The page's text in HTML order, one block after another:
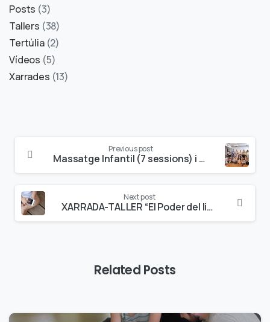
Posts (3)
Tallers (38)
Tertúlia(2)
Vídeos (5)
Xarrades (13)
Previous post
Massatge Infantil (7 sessions) i taller de bebeteca (1 sessió)
Next post
XARRADA-TALLER “El Poder del limits i com afecten les noves tecnologies en el seu desenvolupament”
Related Posts